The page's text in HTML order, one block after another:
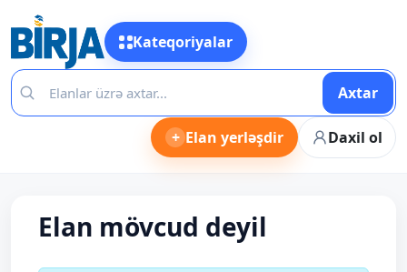
Kateqoriyalar
Axtar
+ Elan yerləşdir Daxil ol
Elan mövcud deyil